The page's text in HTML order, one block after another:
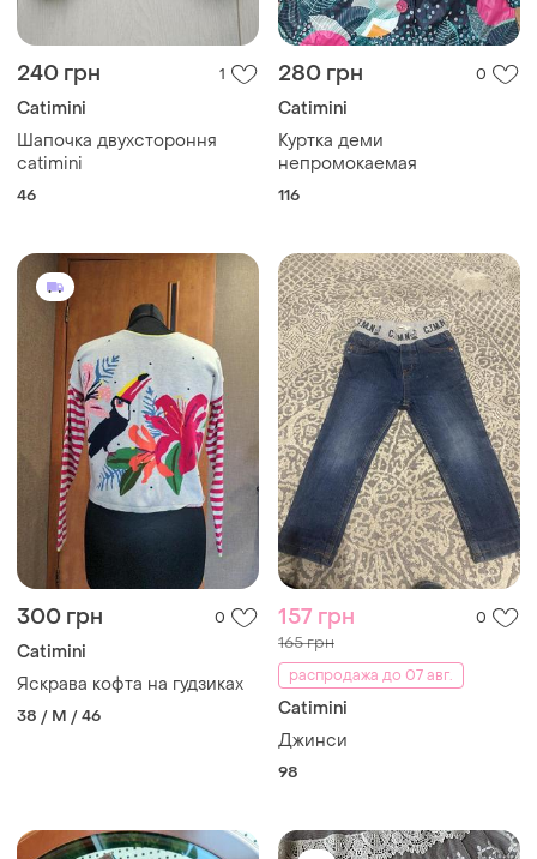
240 грн 1
Catimini
Шапочка двухстороння
catimini
46
280 грн 0
Catimini
Куртка деми
непромокаемая
116
300 грн 0
Catimini
Яскрава кофта на гудзиках
38 / M / 46
157 грн 0
165 грн
распродажа до 07 авг.
Catimini
Джинси
98